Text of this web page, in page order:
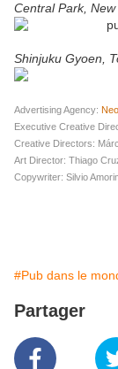
Central Park, New
Shinjuku Gyoen,
Advertising Agency:
Executive Creative
Creative Directors:
Art Director: Thiago
Copywriter: Silvio
#Pub dans le
Partager